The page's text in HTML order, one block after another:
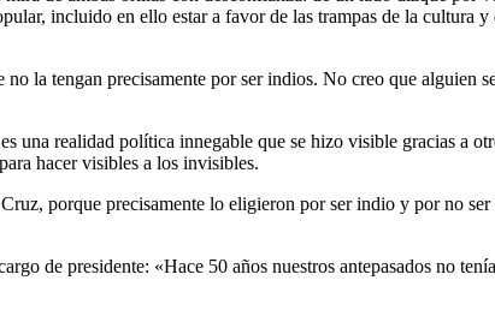
incluido en ello estar a favor de las trampas de la cultura
la tengan precisamente por ser indios. No creo que alguien
una realidad política innegable que se hizo visible gracias a
hacer visibles a los invisibles.
porque precisamente lo eligieron por ser indio y por no
de presidente: «Hace 50 años nuestros antepasados no